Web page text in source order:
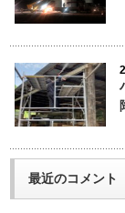
最近のコメント